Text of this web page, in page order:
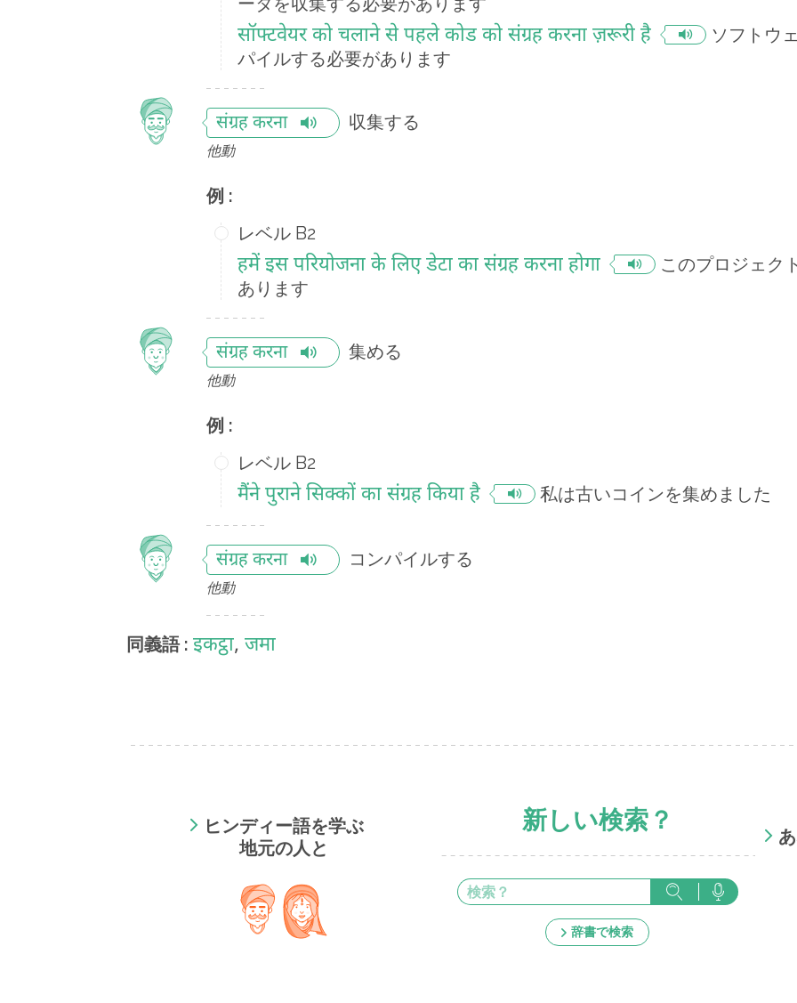
सॉफ्टवेयर को चलाने से पहले कोड को संग्रह करना ज़रूरी है
ソフトウ
パイルする必要があります
संग्रह करना 収集する
他動
例 :
レベル B2
हमें इस परियोजना के लिए डेटा का संग्रह करना होगा
このプロジェク
あります
संग्रह करना 集める
他動
例 :
レベル B2
मैंने पुराने सिक्कों का संग्रह किया है 私は古いコインを集めました
संग्रह करना コンパイルする
他動
同義語 : इकट्ठा, जमा
ヒンディー語を学ぶ
地元の人と
新しい検索？
辞書で検索